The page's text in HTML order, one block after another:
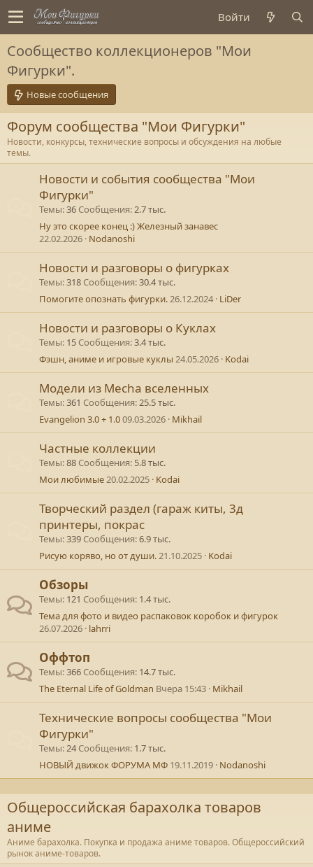
Войти
Сообщество коллекционеров "Мои
Фигурки".
Новые сообщения
Форум сообщества "Мои Фигурки"
Новости, конкурсы, технические вопросы и обсуждения на любые
темы.
Новости и события сообщества "Мои
Фигурки"
Темы 36 Сообщения 2.7 тыс.
Ну это скорее конец :) Железный занавес
22.02.2026 Nodanoshi
Новости и разговоры о фигурках
Темы 318 Сообщения 30.4 тыс.
Помогите опознать фигурки.26.12.2024 LiDer
Новости и разговоры о Куклах
Темы 15 Сообщения 3.4 тыс.
Фэшн, аниме и игровые куклы 24.05.2026 Kodai
Модели из Mecha вселенных
Темы 361 Сообщения 25.5 тыс.
Evangelion 3.0 + 1.009.03.2026 Mikhail
Частные коллекции
Темы 88 Сообщения 5.8 тыс.
Мои любимые20.02.2025 Kodai
Творческий раздел (гараж киты, 3д
принтеры, покрас
Темы 339 Сообщения 6.9 тыс.
Рисую коряво, но от души.21.10.2025 Kodai
Обзоры
Темы 121 Сообщения 1.4 тыс.
Тема для фото и видео распаковок коробок и фигурок
26.07.2026 lahrri
Оффтоп
Темы 366 Сообщения 14.7 тыс.
The Eternal Life of Goldman Вчера 15:43 Mikhail
Технические вопросы сообщества "Мои
Фигурки"
Темы 24 Сообщения 1.7 тыс.
НОВЫЙ движок ФОРУМА МФ 19.11.2019 Nodanoshi
Общероссийская барахолка товаров
аниме
Аниме барахолка. Покупка и продажа аниме товаров. Общероссийский
рынок аниме-товаров.